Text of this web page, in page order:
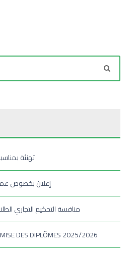
تهنئة
إعلان بخصوص
منافسة التحكيم التجاري
DES DIPLÔMES 2025/2026